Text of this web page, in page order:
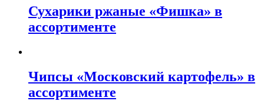
Сухарики ржаные «Фишка» в
ассортименте
Чипсы «Московский картофель» в
ассортименте